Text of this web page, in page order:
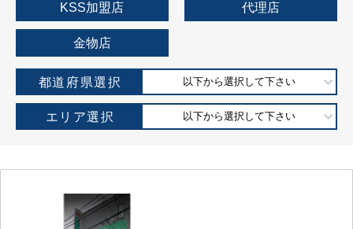
KSS加盟店 代理店
金物店
都道府県選択 以下から選択して下さい
エリア選択 以下から選択して下さい